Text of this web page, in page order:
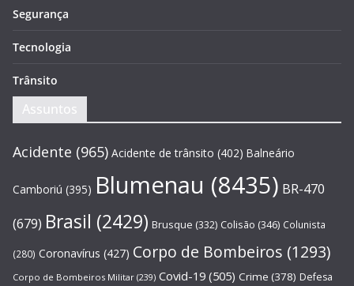
Segurança
Tecnologia
Trânsito
Assuntos
Acidente (965) Acidente de trânsito (402) Balneário
Camboriú (395) Blumenau (8435) BR-470
(679) Brasil (2429) Brusque (332) Colisão (346) Colunista
(280) Coronavírus (427) Corpo de Bombeiros (1293)
Corpo de Bombeiros Militar (239) Covid-19 (505) Crime (378) Defesa